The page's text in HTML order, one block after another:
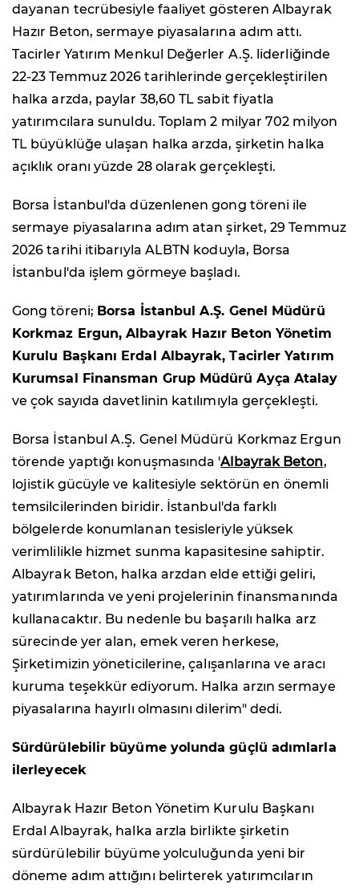
dayanan tecrübesiyle faaliyet gösteren Albayrak
Hazır Beton, sermaye piyasalarına adım attı.
Tacirler Yatırım Menkul Değerler A.Ş. liderliğinde
22-23 Temmuz 2026 tarihlerinde gerçekleştirilen
halka arzda, paylar 38,60 TL sabit fiyatla
yatırımcılara sunuldu. Toplam 2 milyar 702 milyon
TL büyüklüğe ulaşan halka arzda, şirketin halka
açıklık oranı yüzde 28 olarak gerçekleşti.
Borsa İstanbul'da düzenlenen gong töreni ile
sermaye piyasalarına adım atan şirket, 29 Temmuz
2026 tarihi itibarıyla ALBTN koduyla, Borsa
İstanbul'da işlem görmeye başladı.
Gong töreni; Borsa İstanbul A.Ş. Genel Müdürü
Korkmaz Ergun, Albayrak Hazır Beton Yönetim
Kurulu Başkanı Erdal Albayrak, Tacirler Yatırım
Kurumsal Finansman Grup Müdürü Ayça Atalay
ve çok sayıda davetlinin katılımıyla gerçekleşti.
Borsa İstanbul A.Ş. Genel Müdürü Korkmaz Ergun
törende yaptığı konuşmasında 'Albayrak Beton,
lojistik gücüyle ve kalitesiyle sektörün en önemli
temsilcilerinden biridir. İstanbul'da farklı
bölgelerde konumlanan tesisleriyle yüksek
verimlilikle hizmet sunma kapasitesine sahiptir.
Albayrak Beton, halka arzdan elde ettiği geliri,
yatırımlarında ve yeni projelerinin finansmanında
kullanacaktır. Bu nedenle bu başarılı halka arz
sürecinde yer alan, emek veren herkese,
Şirketimizin yöneticilerine, çalışanlarına ve aracı
kuruma teşekkür ediyorum. Halka arzın sermaye
piyasalarına hayırlı olmasını dilerim" dedi.
Sürdürülebilir büyüme yolunda güçlü adımlarla
ilerleyecek
Albayrak Hazır Beton Yönetim Kurulu Başkanı
Erdal Albayrak, halka arzla birlikte şirketin
sürdürülebilir büyüme yolculuğunda yeni bir
döneme adım attığını belirterek yatırımcıların